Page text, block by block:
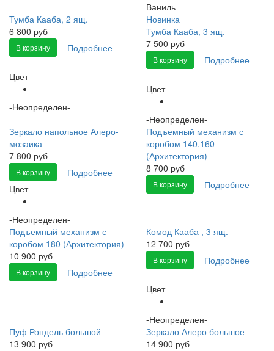
Ваниль
Тумба Кааба, 2 ящ.
6 800 руб
В корзину Подробнее
Цвет
-Неопределен-
Новинка
Тумба Кааба, 3 ящ.
7 500 руб
В корзину Подробнее
Цвет
-Неопределен-
Зеркало напольное Алеро-
мозаика
7 800 руб
В корзину
Подробнее
Цвет
-Неопределен-
Подъемный механизм с
коробом 140,160
(Архитектория)
8 700 руб
В корзину Подробнее
Подъемный механизм с
коробом 180 (Архитектория)
10 900 руб
В корзину Подробнее
Комод Кааба , 3 ящ.
12 700 руб
В корзину Подробнее
Цвет
-Неопределен-
Пуф Рондель большой
13 900 руб
Зеркало Алеро большое
14 900 руб